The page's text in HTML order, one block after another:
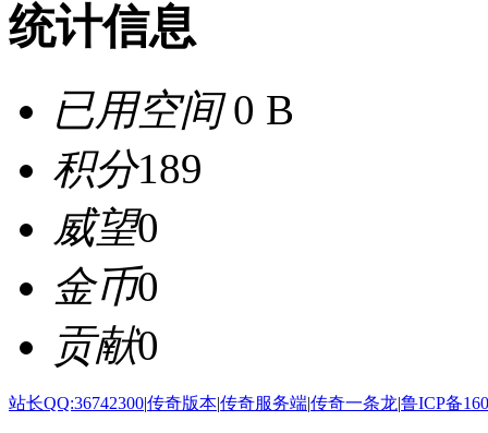
统计信息
已用空间0 B
积分189
威望0
金币0
贡献0
站长QQ:36742300|传奇版本|传奇服务端|传奇一条龙|鲁ICP备